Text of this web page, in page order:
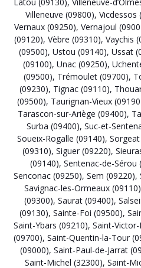
Villeneuve (09800), Vicdessos
Vernaux (09250), Vernajoul
(09120), Vèbre (09310), Vaychis
(09500), Ustou (09140), Ussat
(09100), Unac (09250),
(09500), Trémoulet (09700),
(09230), Tignac (09110),
(09500), Taurignan-Vieux
Tarascon-sur-Ariège (09400),
Surba (09400), Suc-et-
Soueix-Rogalle (09140),
(09310), Siguer (09220),
(09140), Sentenac-de-Sérou
Senconac (09250), Sem (09220),
Savignac-les-Ormeaux (09110)
(09300), Saurat (09400),
(09130), Sainte-Foi (09500),
Saint-Ybars (09210), Saint-
(09700), Saint-Quentin-la-Tour
(09000), Saint-Paul-de-Jarrat
Saint-Michel (32300), Saint-